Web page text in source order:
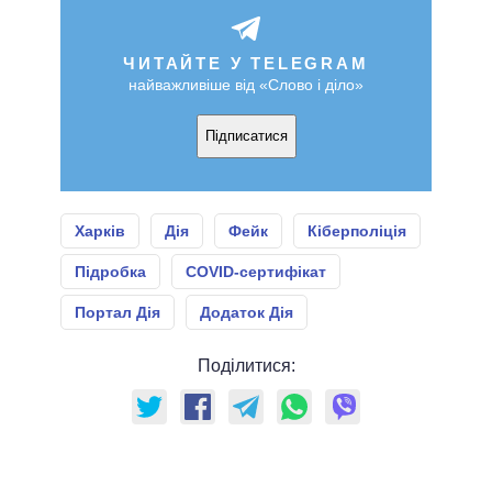
ЧИТАЙТЕ У TELEGRAM
найважливіше від «Слово і діло»
Підписатися
Харків Дія Фейк Кіберполіція
Підробка COVID-сертифікат
Портал Дія Додаток Дія
Поділитися: